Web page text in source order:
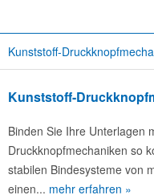
Kunststoff-
Kunststoff-
Binden Sie Ihre Unterlagen
Druckknopfmechaniken so
stabilen Bindesysteme von
einen... mehr erfahren »